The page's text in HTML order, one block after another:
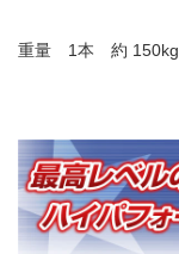
重量 1本 約 150kg